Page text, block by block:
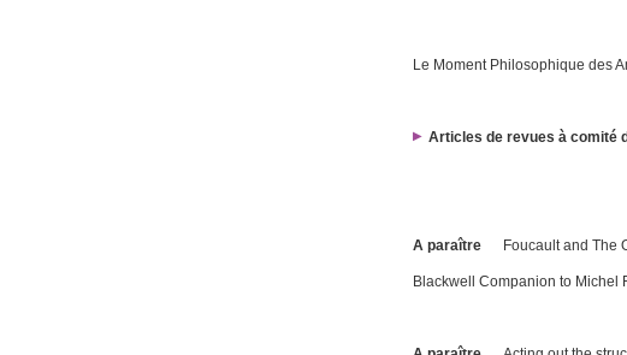
Le Moment Philosophique des
Articles de revues à comité
A paraître Foucault andThe
Blackwell Companion to Michel